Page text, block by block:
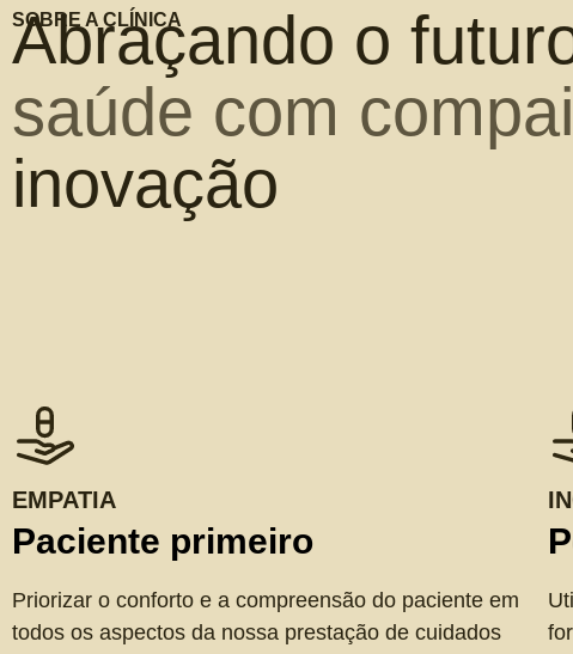
SOBRE A CLÍNICA
Abraçando o
saúde com
inovação
EMPATIA
Paciente primeiro
Priorizar o conforto e a compreensão do paciente em
todos os aspectos da nossa prestação de cuidados